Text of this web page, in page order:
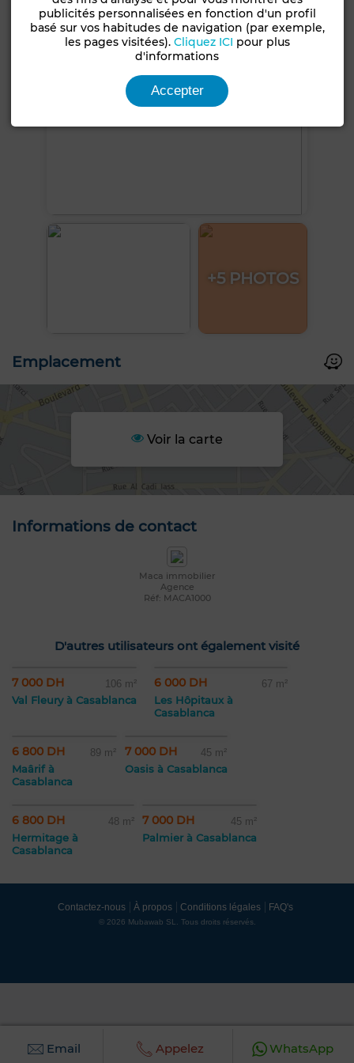
+5 PHOTOS
Emplacement
Voir la carte
Informations de contact
Maca immobilier
Agence
Réf: MACA1000
D'autres utilisateurs ont également visité
7 000 DH 106 m²
Val Fleury à Casablanca
6 000 DH 67 m²
Les Hôpitaux à
Casablanca
6 800 DH 89 m²
Maârif à
Casablanca
7 000 DH 45 m²
Oasis à Casablanca
6 800 DH 48 m²
Hermitage à
Casablanca
7 000 DH 45 m²
Palmier à Casablanca
Email Appelez WhatsApp
Contactez-nous À propos Conditions légales FAQ's
© 2026 Mubawab SL. Tous droits réservés.
publicités personnalisées en fonction d'un profil
basé sur vos habitudes de navigation (par exemple,
les pages visitées). Cliquez ICI pour plus
d'informations
Accepter